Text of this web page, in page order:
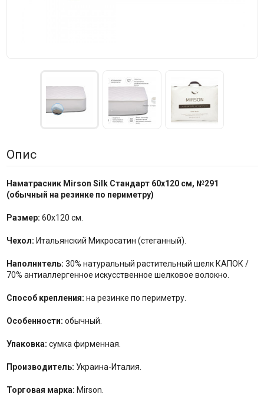
Опис
Наматрасник Mirson Silk Стандарт 60x120 см, №291
(обычный на резинке по периметру)
Размер: 60x120 см.
Чехол: Итальянский Микросатин (стеганный).
Наполнитель: 30% натуральный растительный шелк КАПОК /
70% антиаллергенное искусственное шелковое волокно.
Способ крепления: на резинке по периметру.
Особенности: обычный.
Упаковка: сумка фирменная.
Производитель: Украина-Италия.
Торговая марка: Mirson.